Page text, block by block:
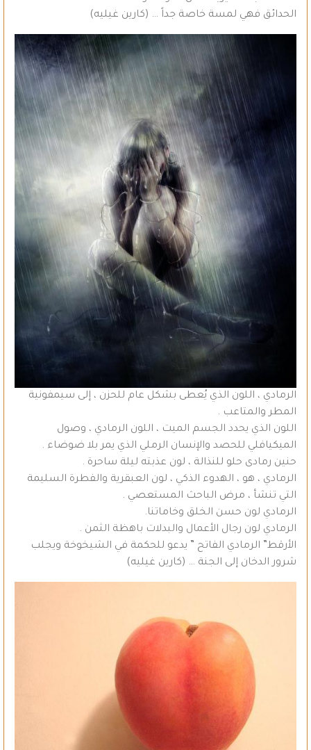
الحدائق فهي لمسة خاصة جداً … (كارين غيليه)
الرمادي ، اللون الذي يُعطى بشكل عام للحزن ، إلى سيمفونية
المطر والمتاعب .
اللون الذي يحدد الجسم الميت ، اللون الرمادي ، وصول
الميكيافلي للحصد والإنسان الرملي الذي يمر بلا ضوضاء .
حنين رمادى حلو للنذالة ، لون عذبته ليلة ساحرة .
الرمادي ، هو ، الهدوء الذكي ، لون العبقرية والفطرة السليمة
التي تنشأ ، مرض الباحث المستعصي .
الرمادي لون حسن الخلق وخاماتنا.
الرمادي لون رجال الأعمال والبدلات باهظة الثمن .
الأرقط” الرمادي الفاتح ” يدعو للحكمة في الشيخوخة ويجلب
شرور الدخان إلى الجنة … (كارين غيليه)